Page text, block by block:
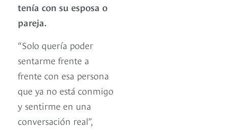
tenía con su esposa o
pareja.
“Solo quería poder
sentarme frente a
frente con esa persona
que ya no está conmigo
y sentirme en una
conversación real”,